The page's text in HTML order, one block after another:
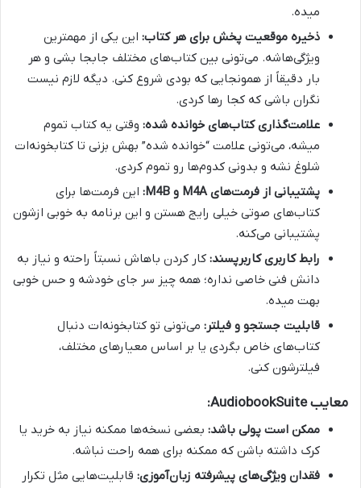
میده.
ذخیره موقعیت پخش برای هر کتاب: این یکی از مهمترین
ویژگی‌هاشه. می‌تونی بین کتاب‌های مختلف جابجا بشی و هر
بار دقیقاً از همونجایی که بودی شروع کنی. دیگه لازم نیست
نگران باشی که کجا رها کردی.
علامت‌گذاری کتاب‌های خوانده شده: وقتی یه کتاب تموم
میشه، می‌تونی علامت “خوانده شده” بهش بزنی تا کتابخونه‌ات
شلوغ نشه و بدونی کدوم‌ها رو تموم کردی.
پشتیبانی از فرمت‌های M4A و M4B:
این فرمت‌ها برای
کتاب‌های صوتی خیلی رایج هستن و این برنامه به خوبی ازشون
پشتیبانی می‌کنه.
رابط کاربری کاربرپسند: کار کردن باهاش نسبتاً راحته و نیاز به
دانش فنی خاصی نداره؛ همه چیز سر جای خودشه و حس خوبی
بهت میده.
قابلیت جستجو و فیلتر: می‌تونی تو کتابخونه‌ات دنبال
کتاب‌های خاص بگردی یا بر اساس معیارهای مختلف،
فیلترشون کنی.
معایب AudiobookSuite:
ممکن است پولی باشد: بعضی نسخه‌ها ممکنه نیاز به خرید یا
کرک داشته باشن که ممکنه برای همه راحت نباشه.
فقدان ویژگی‌های پیشرفته زبان‌آموزی: قابلیت‌هایی مثل تکرار